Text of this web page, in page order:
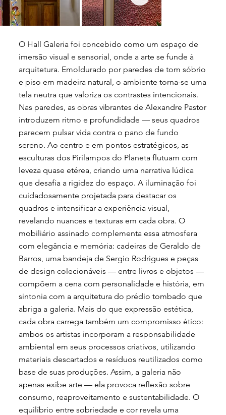
O Hall Galeria foi concebido como um espaço de
imersão visual e sensorial, onde a arte se funde à
arquitetura. Emoldurado por paredes de tom sóbrio
e piso em madeira natural, o ambiente torna-se uma
tela neutra que valoriza os contrastes intencionais.
Nas paredes, as obras vibrantes de Alexandre Pastor
introduzem ritmo e profundidade — seus quadros
parecem pulsar vida contra o pano de fundo
sereno. Ao centro e em pontos estratégicos, as
esculturas dos Pirilampos do Planeta flutuam com
leveza quase etérea, criando uma narrativa lúdica
que desafia a rigidez do espaço. A iluminação foi
cuidadosamente projetada para destacar os
quadros e intensificar a experiência visual,
revelando nuances e texturas em cada obra. O
mobiliário assinado complementa essa atmosfera
com elegância e memória: cadeiras de Geraldo de
Barros, uma bandeja de Sergio Rodrigues e peças
de design colecionáveis — entre livros e objetos —
compõem a cena com personalidade e história, em
sintonia com a arquitetura do prédio tombado que
abriga a galeria. Mais do que expressão estética,
cada obra carrega também um compromisso ético:
ambos os artistas incorporam a responsabilidade
ambiental em seus processos criativos, utilizando
materiais descartados e resíduos reutilizados como
base de suas produções. Assim, a galeria não
apenas exibe arte — ela provoca reflexão sobre
consumo, reaproveitamento e sustentabilidade. O
equilíbrio entre sobriedade e cor revela uma